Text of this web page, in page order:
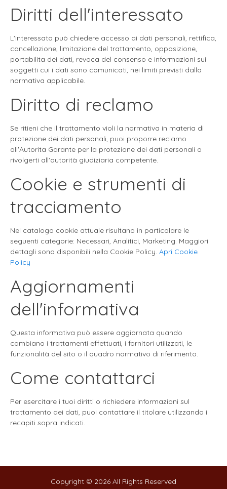
Diritti dell'interessato
L'interessato può chiedere accesso ai dati personali, rettifica,
cancellazione, limitazione del trattamento, opposizione,
portabilita dei dati, revoca del consenso e informazioni sui
soggetti cui i dati sono comunicati, nei limiti previsti dalla
normativa applicabile.
Diritto di reclamo
Se ritieni che il trattamento violi la normativa in materia di
protezione dei dati personali, puoi proporre reclamo
all'Autorita Garante per la protezione dei dati personali o
rivolgerti all'autorità giudiziaria competente.
Cookie e strumenti di
tracciamento
Nel catalogo cookie attuale risultano in particolare le
seguenti categorie: Necessari, Analitici, Marketing. Maggiori
dettagli sono disponibili nella Cookie Policy. Apri Cookie
Policy
Aggiornamenti
dell'informativa
Questa informativa può essere aggiornata quando
cambiano i trattamenti effettuati, i fornitori utilizzati, le
funzionalità del sito o il quadro normativo di riferimento.
Come contattarci
Per esercitare i tuoi diritti o richiedere informazioni sul
trattamento dei dati, puoi contattare il titolare utilizzando i
recapiti sopra indicati.
Copyright © 2026 All Rights Reserved